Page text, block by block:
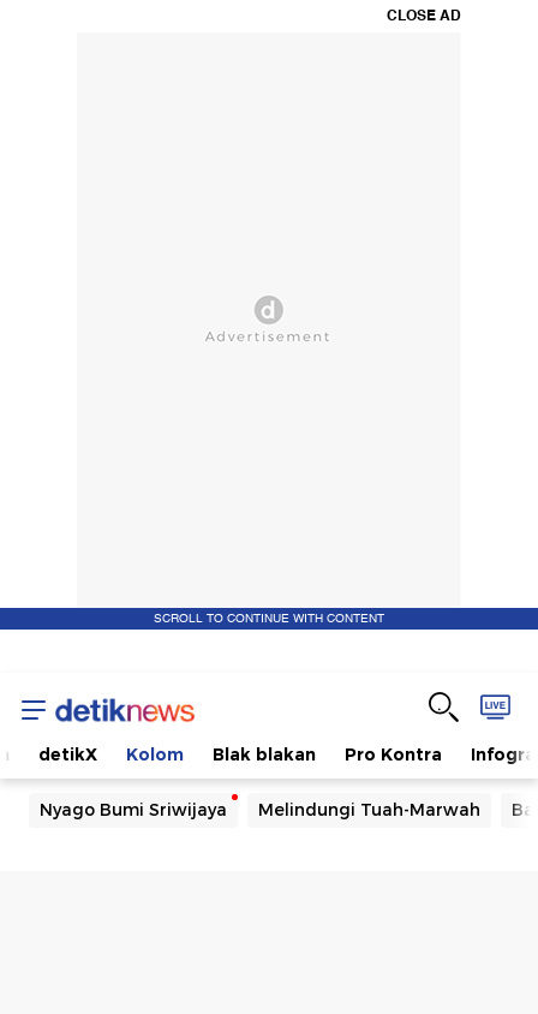
CLOSE AD
SCROLL TO CONTINUE WITH CONTENT
detikX Kolom Blak blakan Pro Kontra
Nyago Bumi Sriwijaya Melindungi Tuah-Marwah